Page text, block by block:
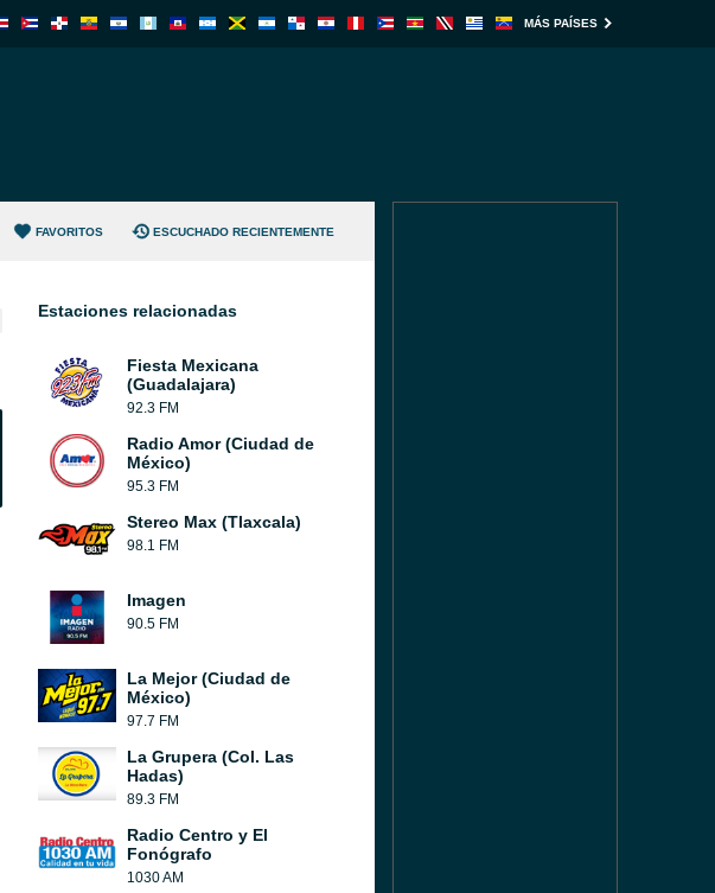
MÁS PAÍSES
FAVORITOS ESCUCHADO RECIENTEMENTE
Estaciones relacionadas
Fiesta Mexicana
(Guadalajara)
92.3 FM
Radio Amor (Ciudad de
México)
95.3 FM
Stereo Max (Tlaxcala)
98.1 FM
Imagen
90.5 FM
La Mejor (Ciudad de
México)
97.7 FM
La Grupera (Col. Las
Hadas)
89.3 FM
Radio Centro y El
Fonógrafo
1030 AM